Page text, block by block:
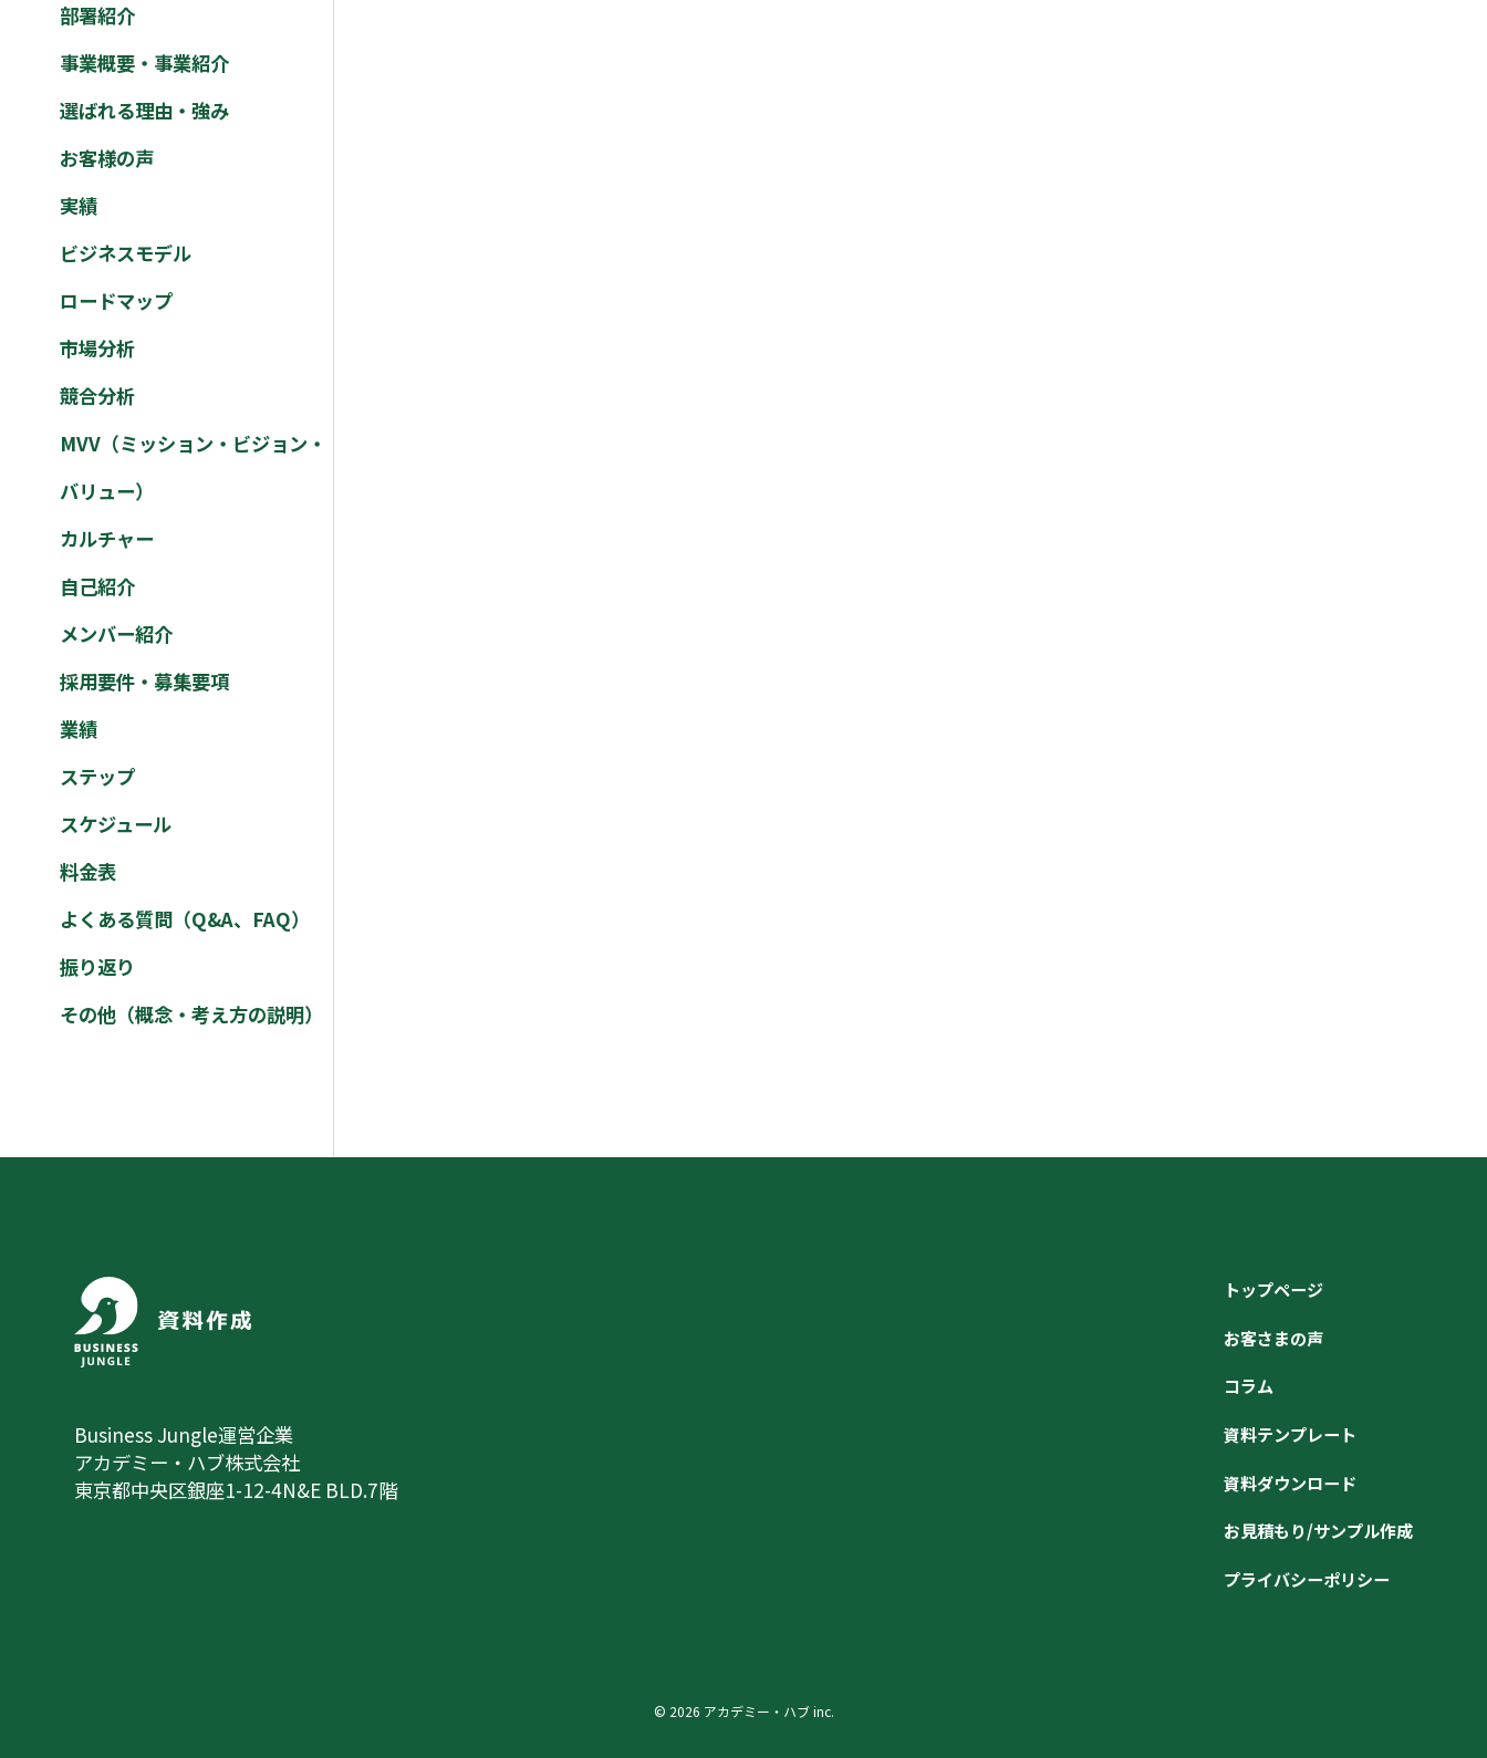
部署紹介
事業概要・事業紹介
選ばれる理由・強み
お客様の声
実績
ビジネスモデル
ロードマップ
市場分析
競合分析
MVV（ミッション・ビジョン・
バリュー）
カルチャー
自己紹介
メンバー紹介
採用要件・募集要項
業績
ステップ
スケジュール
料金表
よくある質問（Q&A、FAQ）
振り返り
その他（概念・考え方の説明）
Business Jungle運営企業
アカデミー・ハブ株式会社
東京都中央区銀座1-12-4N&E BLD.7階
トップページ
お客さまの声
コラム
資料テンプレート
資料ダウンロード
お見積もり/サンプル作成
プライバシーポリシー
© 2026 アカデミー・ハブ inc.